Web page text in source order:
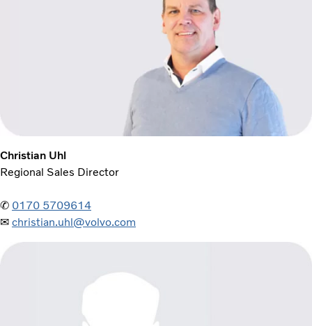
Christian Uhl
Regional Sales Director
✆ 0170 5709614
✉ christian.uhl@volvo.com